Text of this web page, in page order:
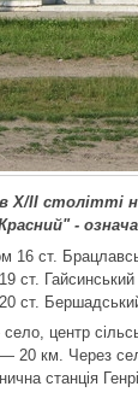
Х/ІІ столітті
-
16 ст.
ст. Гайсинський
ст.
центр
20 км. Через
станція